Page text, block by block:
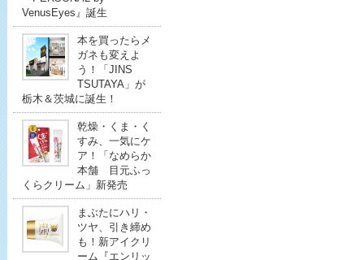
VenusEyes』誕生
本を買ったらメ
ガネも変えよ
う！「JINS
TSUTAYA」が
栃木＆茨城に誕生！
乾燥・くま・く
すみ、一気にケ
ア！「なめらか
本舗 目元ふっ
くらクリーム」新発売
まぶたにハリ・
ツヤ、引き締め
も！新アイクリ
ーム『エンリッ